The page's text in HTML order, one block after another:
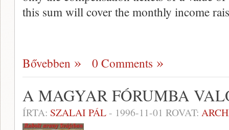
this sum will cover the monthly income
Bővebben 0 Comments
A MAGYAR FÓRUMBA
ÍRTA: SZALAI PÁL- 1996-11-01 ROVAT: